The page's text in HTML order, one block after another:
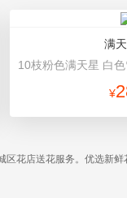
满
¥
花店送花服务。优选新